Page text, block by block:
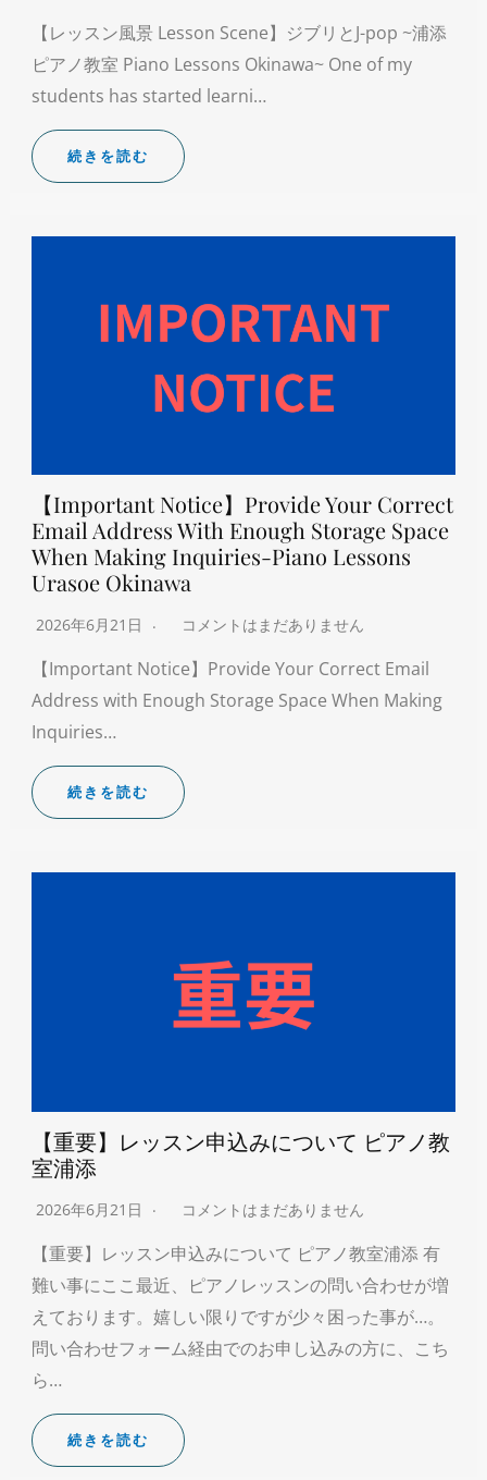
【レッスン風景 Lesson Scene】ジブリとJ-pop ~浦添
ピアノ教室 Piano Lessons Okinawa~ One of my
students has started learni…
続きを読む
【Important Notice】Provide Your Correct
Email Address With Enough Storage Space
When Making Inquiries-Piano Lessons
Urasoe Okinawa
2026年6月21日 コメントはまだありません
【Important Notice】Provide Your Correct Email
Address with Enough Storage Space When Making
Inquiries…
続きを読む
【重要】レッスン申込みについて ピアノ教
室浦添
2026年6月21日 コメントはまだありません
【重要】レッスン申込みについて ピアノ教室浦添 有
難い事にここ最近、ピアノレッスンの問い合わせが増
えております。嬉しい限りですが少々困った事が…。
問い合わせフォーム経由でのお申し込みの方に、こち
ら…
続きを読む